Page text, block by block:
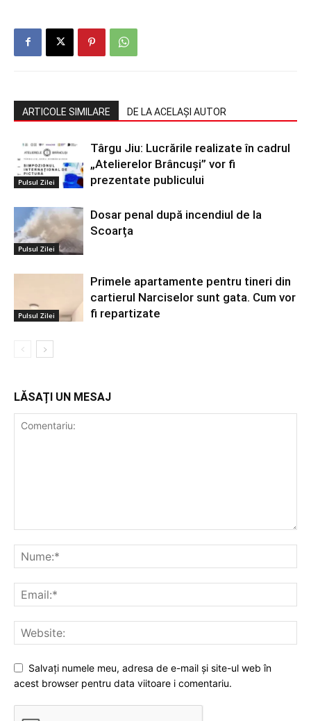
ARTICOLE SIMILARE DE LA ACELAȘI AUTOR
Pulsul Zilei
Târgu Jiu: Lucrările realizate în cadrul
„Atelierelor Brâncuși” vor fi
prezentate publicului
Pulsul Zilei
Dosar penal după incendiul de la
Scoarța
Pulsul Zilei
Primele apartamente pentru tineri din
cartierul Narciselor sunt gata. Cum vor
fi repartizate
LĂSAȚI UN MESAJ
Salvați numele meu, adresa de e-mail și site-ul web în
acest browser pentru data viitoare i comentariu.